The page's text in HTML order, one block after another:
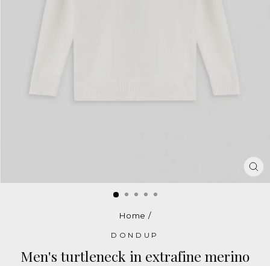
Home /
DONDUP
Men's turtleneck in extrafine merino